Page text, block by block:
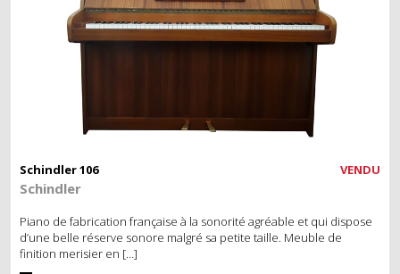
VENDU
Schindler 106
Schindler
Piano de fabrication française à la sonorité agréable et qui dispose
d’une belle réserve sonore malgré sa petite taille. Meuble de
finition merisier en […]